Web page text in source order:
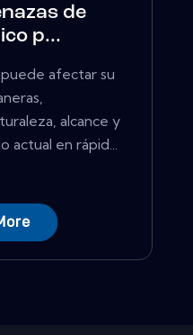
de
p...
afectar su
alcance y
actual en rápid...